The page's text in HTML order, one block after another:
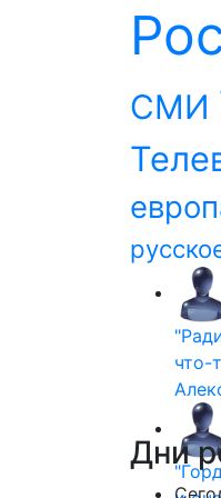
СМИ
что-
Дни